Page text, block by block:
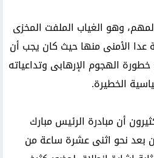
وهو الغياب الملفت المخزى
عدا الأمنى منها حيث كان يجب أن
الهجوم الإرهابى وتداعياته
الخطيرة.
أن مبادرة الرئيس مبارك
بعد نحو اثنى عشرة ساعة من